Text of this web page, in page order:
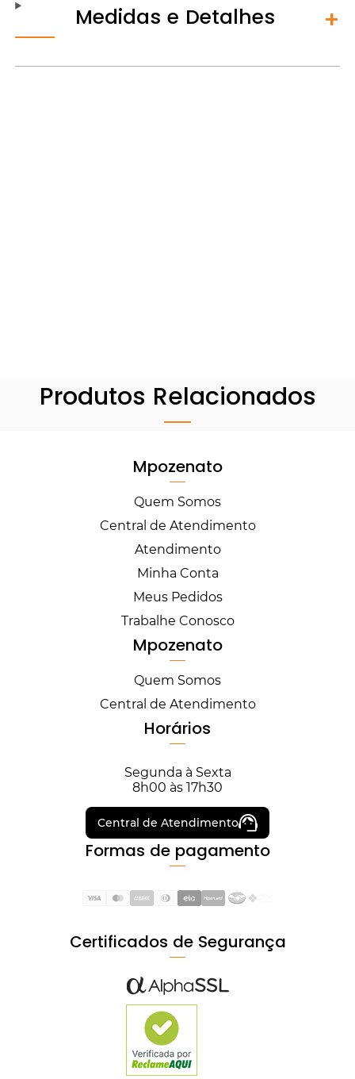
Medidas e Detalhes
Produtos Relacionados
Mpozenato
Quem Somos
Central de Atendimento
Atendimento
Minha Conta
Meus Pedidos
Trabalhe Conosco
Mpozenato
Quem Somos
Central de Atendimento
Horários
Segunda à Sexta
8h00 às 17h30
Central de Atendimento
Formas de pagamento
Certificados de Segurança